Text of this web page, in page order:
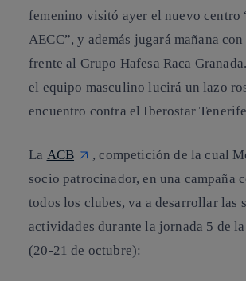
femenino visitó ayer el nuevo centro
AECC”, y además jugará mañana
frente al Grupo Hafesa Raca
el equipo masculino lucirá un lazo
encuentro contra el Iberostar
La ACB
, competición de la cual
socio patrocinador, en una campaña
todos los clubes, va a desarrollar las
actividades durante la jornada 5 de
(20-21 de octubre):